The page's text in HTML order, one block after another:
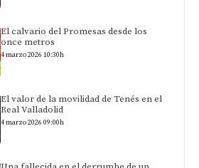
El calvario del Promesas desde los
once metros
4 marzo 2026 10:30h
El valor de la movilidad de Tenés en el
Real Valladolid
4 marzo 2026 09:00h